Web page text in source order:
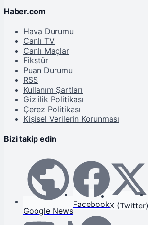
Haber.com
Hava Durumu
Canlı TV
Canlı Maçlar
Fikstür
Puan Durumu
RSS
Kullanım Şartları
Gizlilik Politikası
Çerez Politikası
Kişisel Verilerin Korunması
Bizi takip edin
Google News
FacebookX (Twitter)